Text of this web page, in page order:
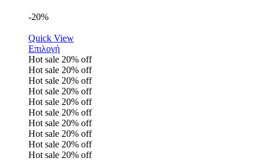
-20%
Quick View
Επιλογή
Hot sale 20% off
Hot sale 20% off
Hot sale 20% off
Hot sale 20% off
Hot sale 20% off
Hot sale 20% off
Hot sale 20% off
Hot sale 20% off
Hot sale 20% off
Hot sale 20% off